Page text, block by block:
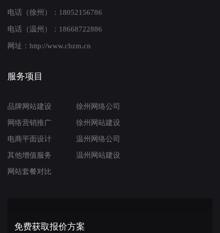
电话（徐州）：18052156786
电话（温州）：18668722886
网址：http://www.chzm.cn
服务项目
品牌网站建设
网络营销推广
电商平面设计
其他增值服务
网站套餐对比
徐州网络公司
徐州网站建设
温州网络公司
温州网站建设
免费获取报价方案